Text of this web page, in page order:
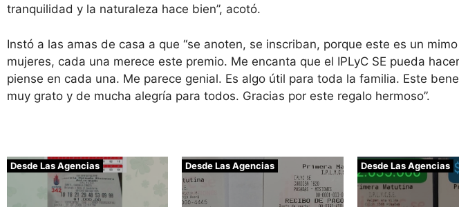
tranquilidad y la naturaleza hace bien”, acotó.
Instó a las amas de casa a que “se anoten, se inscriban, porque este es un
mujeres, cada una merece este premio. Me encanta que el IPLyC SE pueda
piense en cada una. Me parece genial. Es algo útil para toda la familia. Este
muy grato y de mucha alegría para todos. Gracias por este regalo hermoso”.
Desde Las Agencias Desde Las Agencias Desde Las Agencias